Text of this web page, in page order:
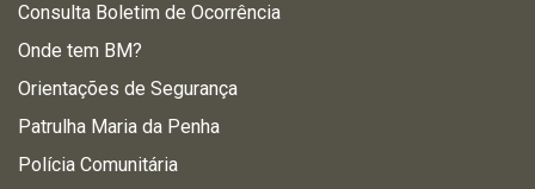
Consulta Boletim de Ocorrência
Onde tem BM?
Orientações de Segurança
Patrulha Maria da Penha
Polícia Comunitária